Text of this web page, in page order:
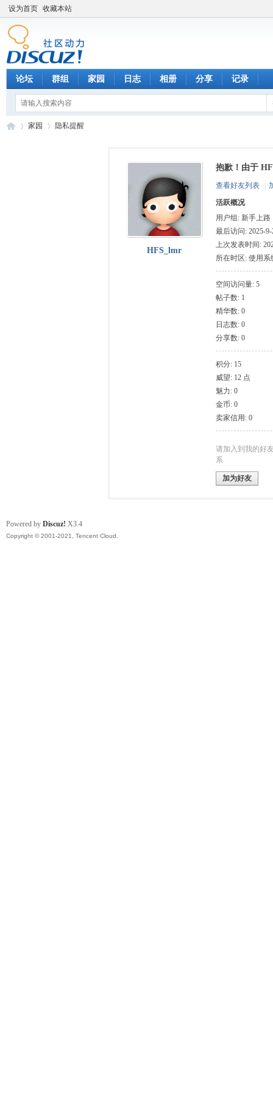
设为首页 收藏本站
论坛 群组 家园 日志 相册 分享 记录
家园 隐私提醒
HFS_lmr
抱歉！由于
查看好友列表
活跃概况
用户组: 新手上路
最后访问: 2025-9-
上次发表时间:
所在时区: 使用系
空间访问量: 5
帖子数: 1
精华数: 0
日志数: 0
分享数: 0
积分: 15
威望: 12 点
魅力: 0
金币: 0
卖家信用: 0
请加入到我的好
系
加为好友
Powered by Discuz! X3.4
Copyright © 2001-2021, Tencent Cloud.